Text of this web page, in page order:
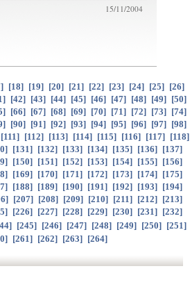
15/11/2004
] [18] [19] [20] [21] [22] [23] [24] [25] [26]
] [42] [43] [44] [45] [46] [47] [48] [49] [50]
] [66] [67] [68] [69] [70] [71] [72] [73] [74]
] [90] [91] [92] [93] [94] [95] [96] [97] [98]
[111] [112] [113] [114] [115] [116] [117] [118]
] [131] [132] [133] [134] [135] [136] [137]
] [150] [151] [152] [153] [154] [155] [156]
] [169] [170] [171] [172] [173] [174] [175]
] [188] [189] [190] [191] [192] [193] [194]
] [207] [208] [209] [210] [211] [212] [213]
] [226] [227] [228] [229] [230] [231] [232]
] [245] [246] [247] [248] [249] [250] [251]
] [261] [262] [263] [264]